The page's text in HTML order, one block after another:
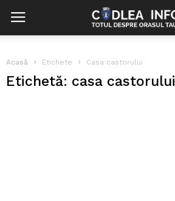
Acasă Etichete Casa castorului
Etichetă: casa castorului